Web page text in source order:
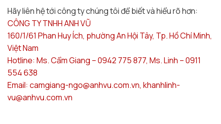
Hãy liên hệ tới công ty chúng tôi để biết và hiểu rõ hơn:
CÔNG TY TNHH ANH VŨ
160/1/61 Phan Huy Ích, phường An Hội Tây, Tp. Hồ Chí Minh,
Việt Nam
Hotline: Ms. Cẩm Giang – 0942 775 877, Ms. Linh – 0911
554 638
Email: camgiang-ngo@anhvu.com.vn, khanhlinh-
vu@anhvu.com.vn